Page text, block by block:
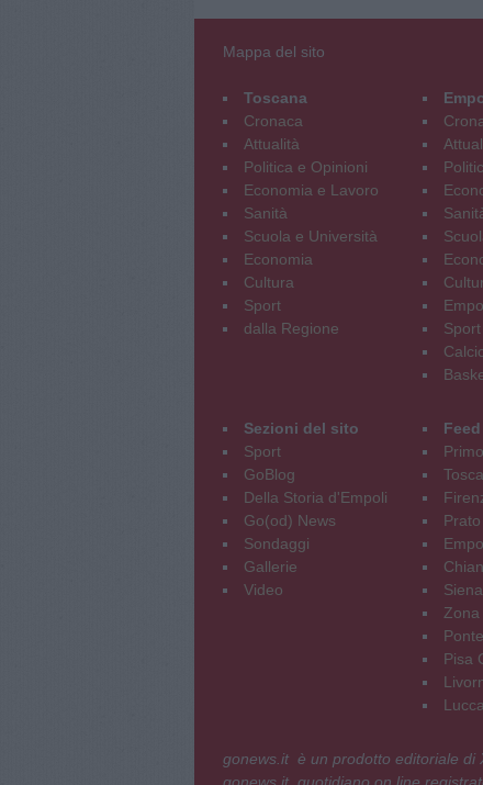
Mappa del sito
Toscana
Cronaca
Attualità
Politica e Opinioni
Economia e Lavoro
Sanità
Scuola e Università
Economia
Cultura
Sport
dalla Regione
Sport
Sezioni del sito
Sport
GoBlog
Della Storia d'Empoli
Go(od) News
Sondaggi
Gallerie
Video
Feed
Zona
Pisa
gonews.it è un prodotto editoriale di